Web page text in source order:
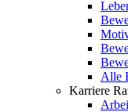
Alle
Karriere